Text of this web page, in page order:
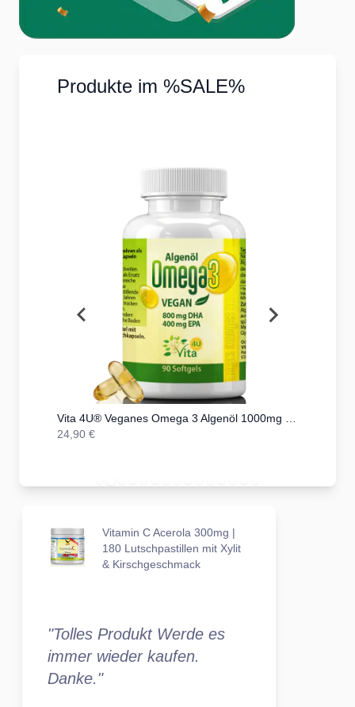
Produkte im %SALE%
24,90 €
Vitamin C Acerola 300mg |
180 Lutschpastillen mit Xylit
& Kirschgeschmack
"Tolles Produkt Werde es
immer wieder kaufen.
Danke."